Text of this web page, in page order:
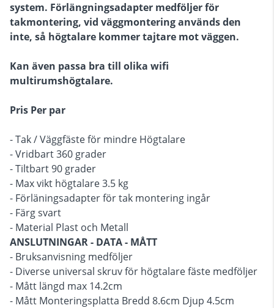
system. Förlängningsadapter medföljer för
takmontering, vid väggmontering används den
inte, så högtalare kommer tajtare mot väggen.
Kan även passa bra till olika wifi
multirumshögtalare.
Pris Per par
- Tak / Väggfäste för mindre Högtalare
- Vridbart 360 grader
- Tiltbart 90 grader
- Max vikt högtalare 3.5 kg
- Förläningsadapter för tak montering ingår
- Färg svart
- Material Plast och Metall
ANSLUTNINGAR - DATA - MÅTT
- Bruksanvisning medföljer
- Diverse universal skruv för högtalare fäste medföljer
- Mått längd max 14.2cm
- Mått Monteringsplatta Bredd 8.6cm Djup 4.5cm